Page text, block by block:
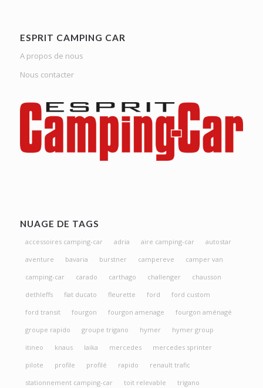
ESPRIT CAMPING CAR
A propos de nous
Nous contacter
NUAGE DE TAGS
accessoires camping-car adria aire camping-car
autostar
aventure
bavaria burstner campereve
camper van
camping-car
carado carthago challenger
chausson
dethleffs
fiat ducato fleurette ford
ford custom
ford transit
fourgon fourgon amenage
fourgon aménagé
groupe rapido
groupe trigano hymer
hymer group
itineo
knaus laika mercedes
mercedes sprinter
pilote
profile profilé rapido
renault trafic
stationnement camping-car
toit relevable
trigano